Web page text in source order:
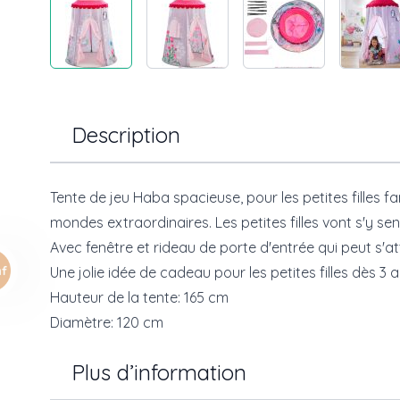
Description
Tente de jeu Haba spacieuse, pour les petites filles
mondes extraordinaires. Les petites filles vont s'y
Avec fenêtre et rideau de porte d'entrée qui peut
Une jolie idée de cadeau pour les petites filles dès 3
Hauteur de la tente: 165 cm
Diamètre: 120 cm
Plus d’information